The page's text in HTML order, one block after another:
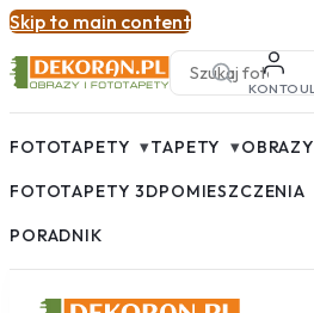
Skip to main content
KONTO
FOTOTAPETY ▾TAPETY ▾OBRAZY
FOTOTAPETY 3DPOMIESZCZENIA
PORADNIK